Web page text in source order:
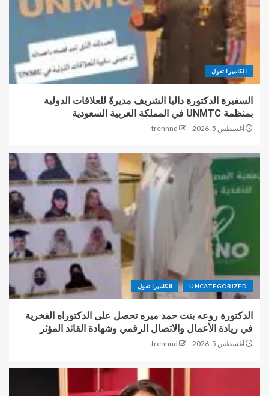
الكاميرا تقول
السفيرة الدكتورة داليا الشريف مديرةً للعلاقات الدولية
بمنظمة UNMTC في المملكة العربية السعودية
أغسطس 5, 2026 trennnd
UNCATEGORIZED الكاميرا تقول
الدكتورة روعه بنت حمد ميره تحصل على الدكتوراه الفخرية
في ريادة الأعمال والاتصال الرقمي وشهادة القائد المؤثر
أغسطس 5, 2026 trennnd